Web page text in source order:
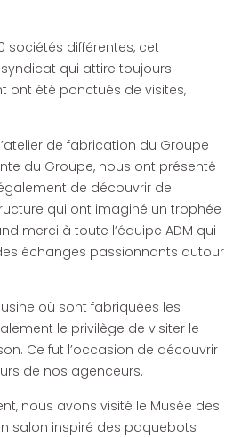
sociétés différentes, cet
qui attire toujours
ont été ponctués de visites,
de fabrication du Groupe
du Groupe, nous ont présenté
de découvrir de
qui ont imaginé un trophée
merci à toute l’équipe ADM qui
échanges passionnants autour
où sont fabriquées les
le privilège de visiter le
Ce fut l’occasion de découvrir
de nos agenceurs.
nous avons visité le Musée des
salon inspiré des paquebots